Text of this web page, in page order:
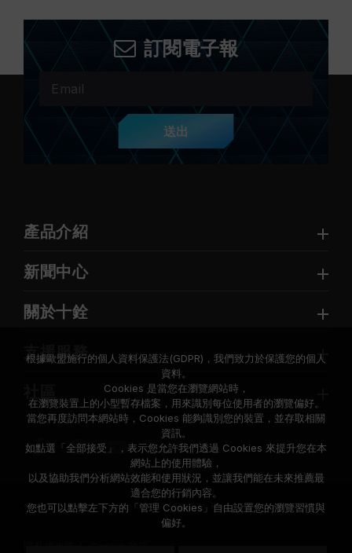
訂閱電子報
送出
產品介紹
新聞中心
關於十銓
支援服務
© 2026 Team Group Inc. All Rights Reserved.
根據歐盟施行的個人資料保護法(GDPR)，我們致力於保護您的個人
資料。
Cookies 是當您在瀏覽網站時，
在瀏覽裝置上的小型暫存檔案，用來識別每位使用者的瀏覽偏好。
當您再度訪問本網站時，Cookies 能夠識別您的裝置，並存取相關
資訊。
如點選「全部接受」，表示您允許我們透過 Cookies 來提升您在本
網站上的使用體驗，
以及協助我們分析網站效能和使用狀況，並讓我們能在未來推薦最
適合您的行銷內容。
您也可以點擊左下方的「管理 Cookies」自由設置您的瀏覽習慣與
偏好。